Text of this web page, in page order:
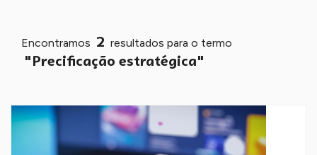
Encontramos 2 resultados para o termo
"Precificação estratégica"